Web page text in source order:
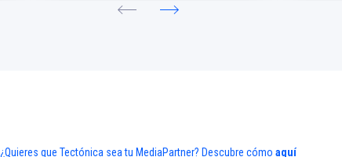
¿Quieres que Tectónica sea tu MediaPartner? Descubre cómo aquí